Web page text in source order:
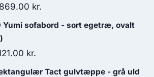
kr.
Yumi sofabord - sort egetræ, ovalt
kr.
Tact gulvtæppe - grå uld